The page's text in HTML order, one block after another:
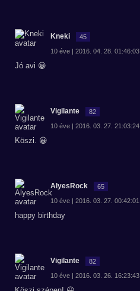
Kneki 45
10 éve | 2016. 04. 28. 01:46:03
Jó avi 😀
Vigilante 82
10 éve | 2016. 03. 27. 21:03:24
Köszi. 😀
AlyesRock 65
10 éve | 2016. 03. 27. 00:42:01
happy birthday
Vigilante 82
10 éve | 2016. 03. 26. 16:23:43